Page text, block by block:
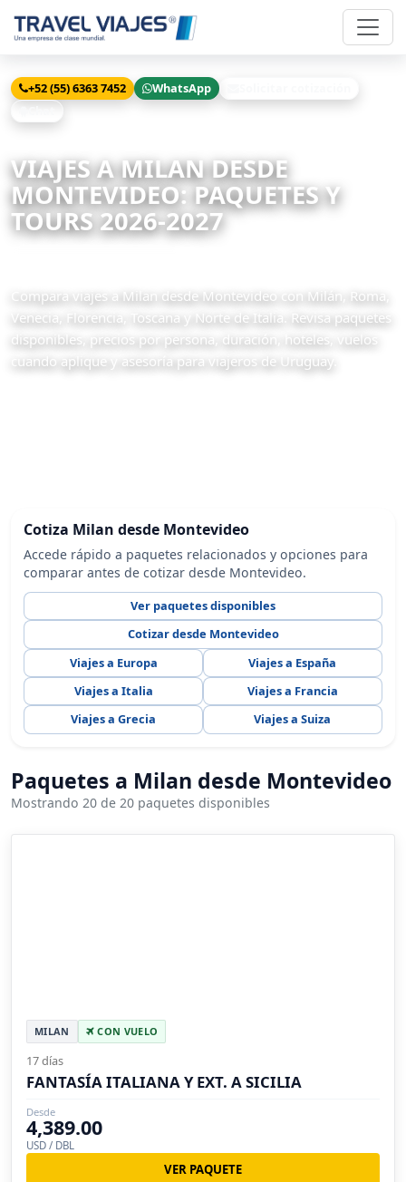
+52 (55) 6363 7452 WhatsApp
VIAJES A MILAN DESDE
MONTEVIDEO: PAQUETES Y
TOURS 2026-2027
Compara viajes a Milan desde Montevideo con Milán, Roma,
Venecia, Florencia, Toscana y Norte de Italia. Revisa paquetes
disponibles, precios por persona, duración, hoteles, vuelos
cuando aplique y asesoría para viajeros de Uruguay.
Cotiza Milan desde Montevideo
Accede rápido a paquetes relacionados y opciones para
comparar antes de cotizar desde Montevideo.
Ver paquetes disponibles
Cotizar desde Montevideo
Viajes a Europa
Viajes a España
Viajes a Italia
Viajes a Francia
Viajes a Grecia
Viajes a Suiza
Paquetes a Milan desde Montevideo
Mostrando 20 de 20 paquetes disponibles
MILAN CON VUELO
17 días
FANTASÍA ITALIANA Y EXT. A SICILIA
Desde
4,389.00
USD / DBL
VER PAQUETE